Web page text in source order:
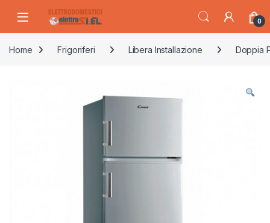
0
Home Frigoriferi Libera Installazione Doppia